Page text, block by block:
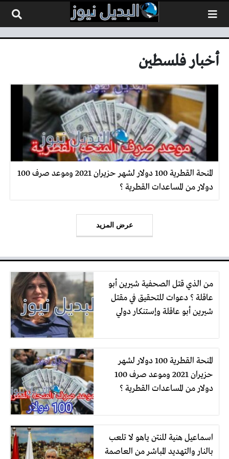
أخبار فلسطين
المنحة القطرية 100 دولار لشهر حزيران 2021 وموعد صرف 100
دولار من المساعدات القطرية ؟
عرض المزيد
من الذي قتل الصحفية شيرين أبو
عاقلة ؟ دعوات للتحقيق في مقتل
شيرين أبو عاقلة وإستنكار دولي
المنحة القطرية 100 دولار لشهر
حزيران 2021 وموعد صرف 100
دولار من المساعدات القطرية ؟
اسماعيل هنية للنتن ياهو لا تلعب
بالنار والتهديد المباشر من العاصمة